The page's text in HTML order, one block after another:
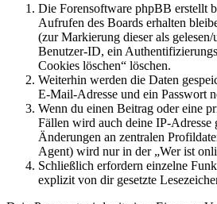
Die Forensoftware phpBB erstellt
Aufrufen des Boards erhalten
(zur Markierung dieser als
Benutzer-ID, ein
Cookies löschen“ löschen.
Weiterhin werden die Daten
E-Mail-Adresse und ein Passwort
Wenn du einen Beitrag oder eine
Fällen wird auch deine IP-
Änderungen an zentralen
Agent) wird nur in der „Wer ist
Schließlich erfordern einzelne
explizit von dir gesetzte